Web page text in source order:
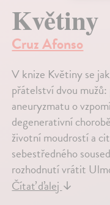
Květiny
Cruz Afonso
V knize Květiny se
přátelství dvou
aneuryzmatu o
degenerativní
životní moudrostí a
sebestředného
rozhodnutí vrátit
Čítať ďalej↓